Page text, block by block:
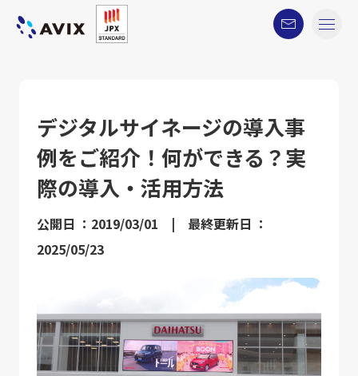
デジタルサイネージの導入事
例をご紹介！何ができる？実
際の導入・活用方法
公開日 ：2019/03/01 | 最終更新日 ：
2025/05/23